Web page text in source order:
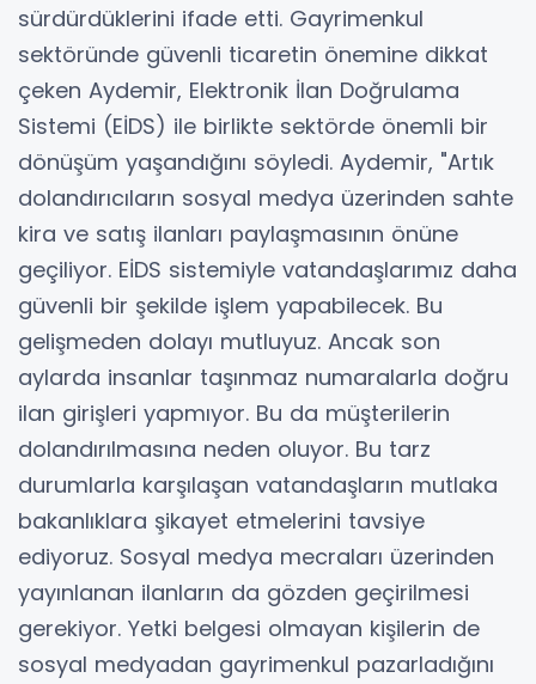
sürdürdüklerini ifade etti. Gayrimenkul
sektöründe güvenli ticaretin önemine dikkat
çeken Aydemir, Elektronik İlan Doğrulama
Sistemi (EİDS) ile birlikte sektörde önemli bir
dönüşüm yaşandığını söyledi. Aydemir, "Artık
dolandırıcıların sosyal medya üzerinden sahte
kira ve satış ilanları paylaşmasının önüne
geçiliyor. EİDS sistemiyle vatandaşlarımız daha
güvenli bir şekilde işlem yapabilecek. Bu
gelişmeden dolayı mutluyuz. Ancak son
aylarda insanlar taşınmaz numaralarla doğru
ilan girişleri yapmıyor. Bu da müşterilerin
dolandırılmasına neden oluyor. Bu tarz
durumlarla karşılaşan vatandaşların mutlaka
bakanlıklara şikayet etmelerini tavsiye
ediyoruz. Sosyal medya mecraları üzerinden
yayınlanan ilanların da gözden geçirilmesi
gerekiyor. Yetki belgesi olmayan kişilerin de
sosyal medyadan gayrimenkul pazarladığını